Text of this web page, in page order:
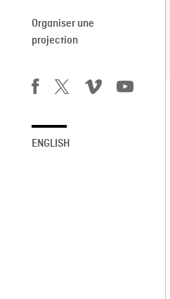
Organiser une
projection
ENGLISH